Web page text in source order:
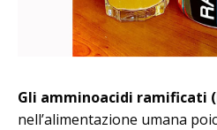
Gli amminoacidi ramificati
nell’alimentazione umana